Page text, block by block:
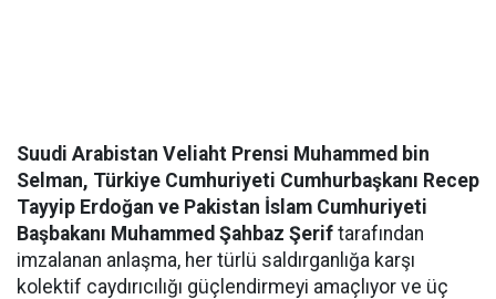
Suudi Arabistan Veliaht Prensi Muhammed bin
Selman, Türkiye Cumhuriyeti Cumhurbaşkanı Recep
Tayyip Erdoğan ve Pakistan İslam Cumhuriyeti
Başbakanı Muhammed Şahbaz Şerif tarafından
imzalanan anlaşma, her türlü saldırganlığa karşı
kolektif caydırıcılığı güçlendirmeyi amaçlıyor ve üç